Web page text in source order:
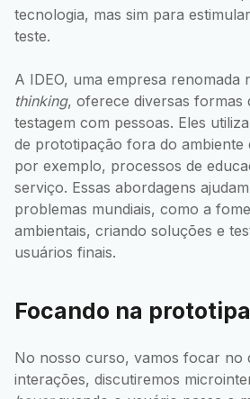
tecnologia, mas sim para
teste.
A IDEO, uma empresa renomada
thinking, oferece diversas formas
testagem com pessoas. Eles
de prototipação fora do ambiente
por exemplo, processos de
serviço. Essas abordagens
problemas mundiais, como a
ambientais, criando soluções e
usuários finais.
Focando na
No nosso curso, vamos focar no
interações, discutiremos